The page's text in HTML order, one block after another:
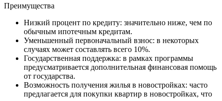
Преимущества
Низкий процент по кредиту: значительно ниже, чем по
обычным ипотечным кредитам.
Уменьшенный первоначальный взнос: в некоторых
случаях может составлять всего 10%.
Государственная поддержка: в рамках программы
предусматривается дополнительная финансовая помощь
от государства.
Возможность получения жилья в новостройках: часто
предлагается для покупки квартир в новостройках, что